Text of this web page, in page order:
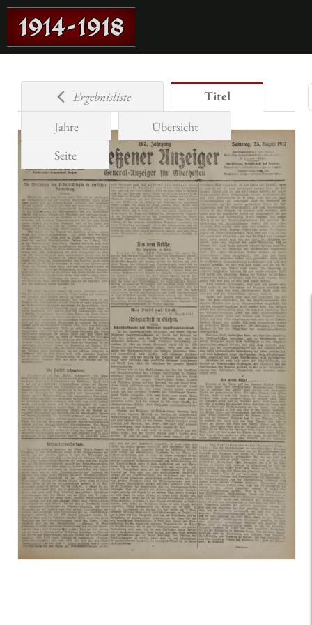
Ergebnisliste
Titel
Jahre
Übersicht
Seite